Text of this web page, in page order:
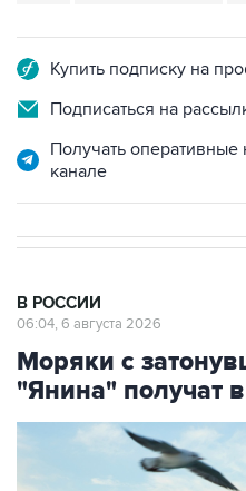
Подписаться на
Получать
канале
Моряки с
"Янина" получат